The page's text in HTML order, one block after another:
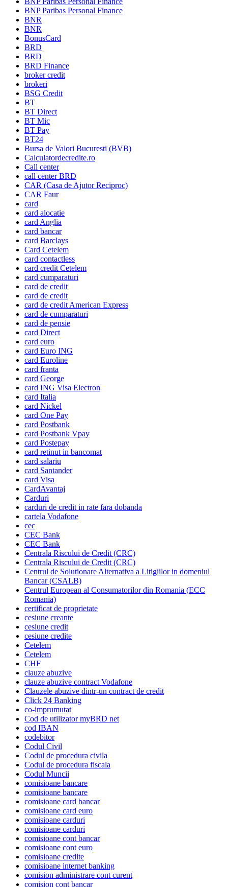
BNP Paribas Personal Finance
BNR
BNR
BonusCard
BRD
BRD
BRD Finance
broker credit
brokeri
BSG Credit
BT
BT Direct
BT Mic
BT Pay
BT24
Bursa de Valori Bucuresti (BVB)
Calculatordecredite.ro
Call center
call center BRD
CAR (Casa de Ajutor Reciproc)
CAR Faur
card
card alocatie
card Anglia
card bancar
card Barclays
Card Cetelem
card contactless
card credit Cetelem
card cumparaturi
card de credit
card de credit
card de credit American Express
card de cumparaturi
card de pensie
card Direct
card euro
card Euro ING
card Euroline
card franta
card George
card ING Visa Electron
card Italia
card Nickel
card One Pay
card Postbank
card Postbank Vpay
card Postepay
card retinut in bancomat
card salariu
card Santander
card Visa
CardAvantaj
Carduri
carduri de credit in rate fara dobanda
cartela Vodafone
cec
CEC Bank
CEC Bank
Centrala Riscului de Credit (CRC)
Centrala Riscului de Credit (CRC)
Centrul de Solutionare Alternativa a Litigiilor in domeniul
Bancar (CSALB)
Centrul European al Consumatorilor din Romania (ECC
Romania)
certificat de proprietate
cesiune creante
cesiune credit
cesiune credite
Cetelem
Cetelem
CHF
clauze abuzive
clauze abuzive contract Vodafone
Clauzele abuzive dintr-un contract de credit
Click 24 Banking
co-imprumutat
Cod de utilizator myBRD net
cod IBAN
codebitor
Codul Civil
Codul de procedura civila
Codul de procedura fiscala
Codul Muncii
comisioane bancare
comisioane bancare
comisioane card bancar
comisioane card euro
comisioane carduri
comisioane carduri
comisioane cont bancar
comisioane cont euro
comisioane credite
comisioane internet banking
comision administrare cont curent
comision cont bancar